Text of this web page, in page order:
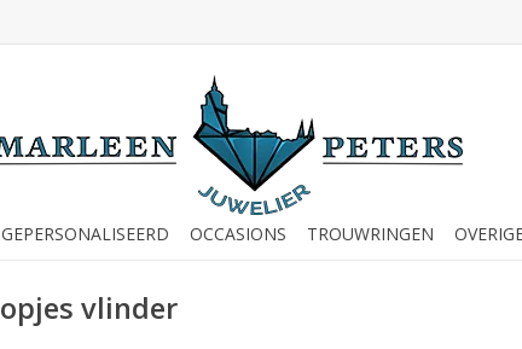
GEPERSONALISEERD OCCASIONS TROUWRINGEN
vlinder